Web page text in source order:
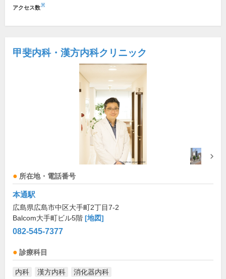
アクセス数※
甲斐内科・漢方内科クリニック
所在地・電話番号
本通駅
広島県広島市中区大手町2丁目7-2
Balcom大手町ビル5階 [地図]
082-545-7377
診療科目
内科 漢方内科 消化器内科